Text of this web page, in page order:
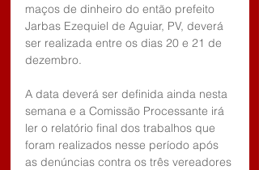
maços de dinheiro do então prefeito
Jarbas Ezequiel de Aguiar, PV, deverá
ser realizada entre os dias 20 e 21 de
dezembro.
A data deverá ser definida ainda nesta
semana e a Comissão Processante irá
ler o relatório final dos trabalhos que
foram realizados nesse período após
as denúncias contra os três vereadores